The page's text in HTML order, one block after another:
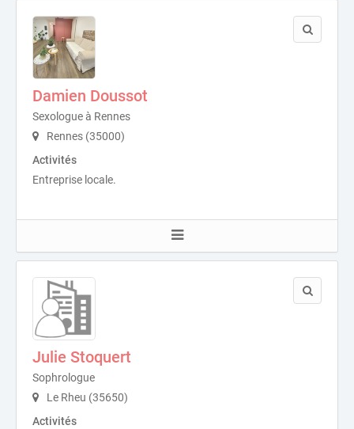
Damien Doussot
Sexologue à Rennes
Rennes (35000)
Activités
Entreprise locale.
Julie Stoquert
Sophrologue
Le Rheu (35650)
Activités